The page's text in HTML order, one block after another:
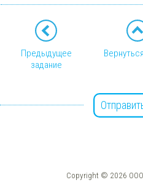
Предыдущее
задание
Copyright © 2026